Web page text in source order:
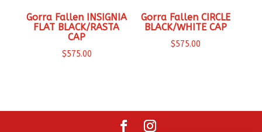
Gorra Fallen INSIGNIA
FLAT BLACK/RASTA
CAP
$575.00
Gorra Fallen CIRCLE
BLACK/WHITE CAP
$575.00